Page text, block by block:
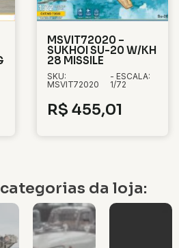
MSVIT72020 –
SUKHOI SU-20 W/KH
28 MISSILE
SKU:
MSVIT72020
- ESCALA:
1/72
R$ 455,01
da loja: